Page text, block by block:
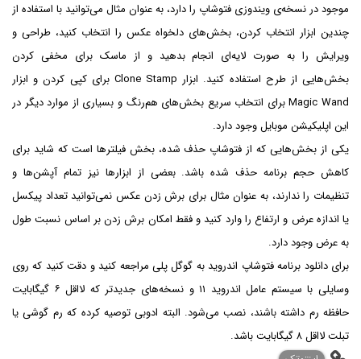
موجود در نسخه‌ی ویندوزی فتوشاپ را دارد، به عنوان مثال می‌توانید با استفاده از
چندین ابزار انتخاب کردن، بخش‌های دلخواه عکس را انتخاب کنید، طراحی و
ویرایش را به صورت لایه‌ای انجام بدهید و از ماسک برای مخفی کردن
بخش‌هایی از طرح استفاده کنید. ابزار Clone Stamp برای کپی کردن و ابزار
Magic Wand برای انتخاب سریع بخش‌های هم‌رنگ و بسیاری از موارد دیگر در
این اپلیکیشن موبایل وجود دارد.
یکی از بخش‌هایی که از فتوشاپ حذف شده، بخش فیلترها است که شاید برای
کاهش حجم برنامه حذف شده باشد. بعضی از ابزارها نیز تمام آپشن‌ها و
تنظیمات را ندارند، به عنوان مثال برای برش زدن عکس نمی‌توانید تعداد پیکسل
یا اندازه عرض و ارتفاع را وارد کنید و فقط امکان برش زدن بر اساس نسبت طول
به عرض وجود دارد.
برای دانلود برنامه فتوشاپ اندروید به گوگل پلی مراجعه کنید و دقت کنید که روی
وسایلی با سیستم عامل اندروید ۱۱ و نسخه‌های جدیدتر که لااقل ۶ گیگابایت
حافظه رم داشته باشند، نصب می‌شود. البته ادوبی توصیه کرده که رم گوشی یا
تبلت لااقل ۸ گیگابایت باشد.